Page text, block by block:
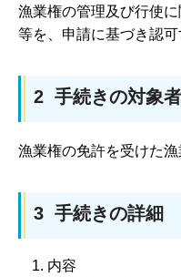
漁業権の管理及び行使
等を、申請に基づき認可
2 手続きの対象者
漁業権の免許を受けた
3 手続きの詳細
内容